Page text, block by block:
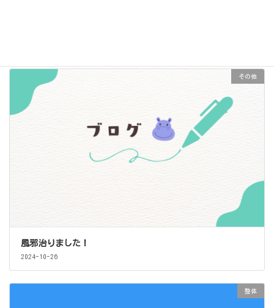
その他
風邪治りました！
2024-10-26
整体